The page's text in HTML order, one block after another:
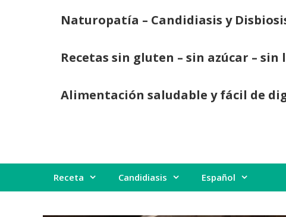
Naturopatía – Candidiasis y
Recetas sin gluten – sin azúcar – sin
Alimentación saludable y fácil de
Receta Candidiasis Español